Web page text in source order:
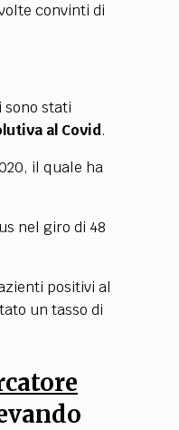
convinti di
sono stati
al Covid.
il quale ha
nel giro di 48
positivi al
un tasso di